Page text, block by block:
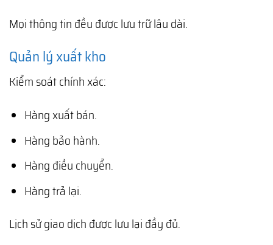
Mọi thông tin đều được lưu trữ lâu dài.
Quản lý xuất kho
Kiểm soát chính xác:
Hàng xuất bán.
Hàng bảo hành.
Hàng điều chuyển.
Hàng trả lại.
Lịch sử giao dịch được lưu lại đầy đủ.